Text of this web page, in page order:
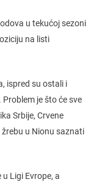
u tekućoj sezoni
na listi
ispred su ostali i
je što će sve
Srbije, Crvene
u Nionu saznati
Ligi Evrope, a